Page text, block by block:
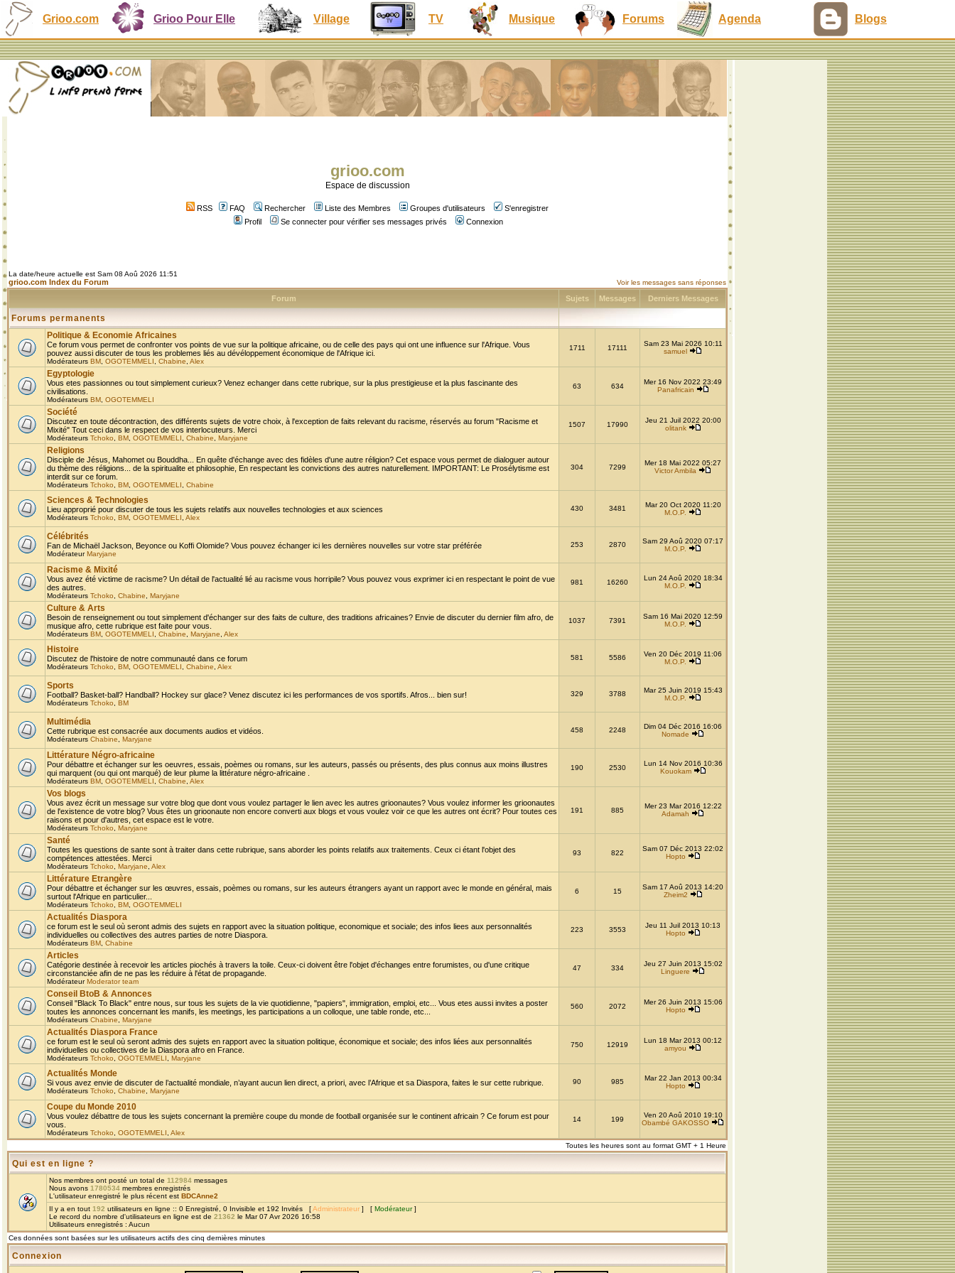
Grioo.com Grioo Pour Elle Village TV Musique Forums Agenda Blogs
grioo.com
Espace de discussion
RSS FAQ Rechercher Liste des Membres Groupes d'utilisateurs
S'enregistrer
Profil
Se connecter pour vérifier ses messages privés Connexion
La date/heure actuelle est Sam 08 Aoû 2026 11:51
grioo.com Index du Forum Voir les messages sans réponses
Forum Sujets Messages Derniers Messages
Forums permanents
Politique & Economie Africaines
Ce forum vous permet de confronter vos points de vue sur la politique africaine, ou de celle des pays qui ont une influence sur l'Afrique. Vous
pouvez aussi discuter de tous les problemes liés au dévéloppement économique de l'Afrique ici.
Modérateurs BM OGOTEMMELI Chabine Alex
1711 17111
Sam 23 Mai 2026 10:11
samuel
Egyptologie
Vous etes passionnes ou tout simplement curieux? Venez echanger dans cette rubrique, sur la plus prestigieuse et la plus fascinante des
civilisations.
Modérateurs BM OGOTEMMELI
63 634
Mer 16 Nov 2022 23:49
Panafricain
Société
Discutez en toute décontraction, des différents sujets de votre choix, à l'exception de faits relevant du racisme, réservés au forum "Racisme et
Mixité" Tout ceci dans le respect de vos interlocuteurs. Merci
Modérateurs Tchoko BM OGOTEMMELI Chabine Maryjane
1507 17990
Jeu 21 Juil 2022 20:00
olitank
Religions
Disciple de Jésus, Mahomet ou Bouddha... En quête d'échange avec des fidèles d'une autre réligion? Cet espace vous permet de dialoguer autour
du thème des réligions... de la spiritualite et philosophie, En respectant les convictions des autres naturellement. IMPORTANT: Le Prosélytisme est
interdit sur ce forum.
Modérateurs Tchoko BM OGOTEMMELI Chabine
304 7299
Mer 18 Mai 2022 05:27
Victor Ambila
Sciences & Technologies
Lieu approprié pour discuter de tous les sujets relatifs aux nouvelles technologies et aux sciences
Modérateurs Tchoko BM OGOTEMMELI Alex
430 3481
Mar 20 Oct 2020 11:20
M.O.P.
Célébrités
Fan de Michaël Jackson, Beyonce ou Koffi Olomide? Vous pouvez échanger ici les dernières nouvelles sur votre star préférée
ModérateurMaryjane
253 2870
Sam 29 Aoû 2020 07:17
M.O.P.
Racisme & Mixité
Vous avez été victime de racisme? Un détail de l'actualité lié au racisme vous horripile? Vous pouvez vous exprimer ici en respectant le point de vue
des autres.
Modérateurs Tchoko Chabine Maryjane
981 16260
Lun 24 Aoû 2020 18:34
M.O.P.
Culture & Arts
Besoin de renseignement ou tout simplement d'échanger sur des faits de culture, des traditions africaines? Envie de discuter du dernier film afro, de
musique afro, cette rubrique est faite pour vous.
Modérateurs BM OGOTEMMELI Chabine Maryjane Alex
1037 7391
Sam 16 Mai 2020 12:59
M.O.P.
Histoire
Discutez de l'histoire de notre communauté dans ce forum
Modérateurs Tchoko BM OGOTEMMELI Chabine Alex
581 5586
Ven 20 Déc 2019 11:06
M.O.P.
Sports
Football? Basket-ball? Handball? Hockey sur glace? Venez discutez ici les performances de vos sportifs. Afros... bien sur!
Modérateurs Tchoko BM
329 3788
Mar 25 Juin 2019 15:43
M.O.P.
Multimédia
Cette rubrique est consacrée aux documents audios et vidéos.
Modérateurs Chabine Maryjane
458 2248
Dim 04 Déc 2016 16:06
Nomade
Littérature Négro-africaine
Pour débattre et échanger sur les oeuvres, essais, poèmes ou romans, sur les auteurs, passés ou présents, des plus connus aux moins illustres
qui marquent (ou qui ont marqué) de leur plume la littérature négro-africaine .
Modérateurs BM OGOTEMMELI Chabine Alex
190 2530
Lun 14 Nov 2016 10:36
Kouokam
Vos blogs
Vous avez écrit un message sur votre blog que dont vous voulez partager le lien avec les autres grioonautes? Vous voulez informer les grioonautes
de l'existence de votre blog? Vous êtes un grioonaute non encore converti aux blogs et vous voulez voir ce que les autres ont écrit? Pour toutes ces
raisons et pour d'autres, cet espace est le votre.
Modérateurs Tchoko Maryjane
191 885
Mer 23 Mar 2016 12:22
Adamah
Santé
Toutes les questions de sante sont à traiter dans cette rubrique, sans aborder les points relatifs aux traitements. Ceux ci étant l'objet des
compétences attestées. Merci
Modérateurs Tchoko Maryjane Alex
93 822
Sam 07 Déc 2013 22:02
Hopto
Littérature Etrangère
Pour débattre et échanger sur les œuvres, essais, poèmes ou romans, sur les auteurs étrangers ayant un rapport avec le monde en général, mais
surtout l'Afrique en particulier...
Modérateurs Tchoko BM OGOTEMMELI
6 15
Sam 17 Aoû 2013 14:20
Zheim2
Actualités Diaspora
ce forum est le seul où seront admis des sujets en rapport avec la situation politique, economique et sociale; des infos liees aux personnalités
individuelles ou collectives des autres parties de notre Diaspora.
Modérateurs BM Chabine
223 3553
Jeu 11 Juil 2013 10:13
Hopto
Articles
Catégorie destinée à recevoir les articles piochés à travers la toile. Ceux-ci doivent être l'objet d'échanges entre forumistes, ou d'une critique
circonstanciée afin de ne pas les réduire à l'état de propagande.
ModérateurModerator team
47 334
Jeu 27 Juin 2013 15:02
Linguere
Conseil BtoB & Annonces
Conseil "Black To Black" entre nous, sur tous les sujets de la vie quotidienne, "papiers", immigration, emploi, etc... Vous etes aussi invites a poster
toutes les annonces concernant les manifs, les meetings, les participations a un colloque, une table ronde, etc...
Modérateurs Chabine Maryjane
560 2072
Mer 26 Juin 2013 15:06
Hopto
Actualités Diaspora France
ce forum est le seul où seront admis des sujets en rapport avec la situation politique, économique et sociale; des infos liées aux personnalités
individuelles ou collectives de la Diaspora afro en France.
Modérateurs Tchoko OGOTEMMELI Maryjane
750 12919
Lun 18 Mar 2013 00:12
amyou
Actualités Monde
Si vous avez envie de discuter de l’actualité mondiale, n’ayant aucun lien direct, a priori, avec l’Afrique et sa Diaspora, faites le sur cette rubrique.
Modérateurs Tchoko Chabine Maryjane
90 985
Mar 22 Jan 2013 00:34
Hopto
Coupe du Monde 2010
Vous voulez débattre de tous les sujets concernant la première coupe du monde de football organisée sur le continent africain ? Ce forum est pour
vous.
Modérateurs Tchoko OGOTEMMELI Alex
14 199
Ven 20 Aoû 2010 19:10
Obambé GAKOSSO
Toutes les heures sont au format GMT + 1 Heure
Qui est en ligne ?
Nos membres ont posté un total de 112984 messages
Nous avons 1780534 membres enregistrés
L'utilisateur enregistré le plus récent est BDCAnne2
Il y a en tout 192 utilisateurs en ligne :: 0 Enregistré, 0 Invisible et 192 Invités [Administrateur ] [ Modérateur]
Le record du nombre d'utilisateurs en ligne est de 21362 le Mar 07 Avr 2026 16:58
Utilisateurs enregistrés : Aucun
Ces données sont basées sur les utilisateurs actifs des cinq dernières minutes
Connexion